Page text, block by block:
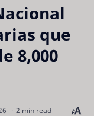
que
8,000
2 min read